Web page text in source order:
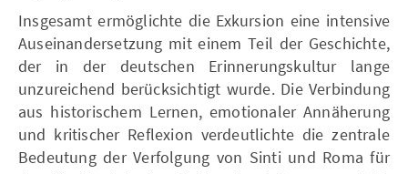
Insgesamt ermöglichte die Exkursion eine intensive
Auseinandersetzung mit einem Teil der Geschichte,
der in der deutschen Erinnerungskultur lange
unzureichend berücksichtigt wurde. Die Verbindung
aus historischem Lernen, emotionaler Annäherung
und kritischer Reflexion verdeutlichte die zentrale
Bedeutung der Verfolgung von Sinti und Roma für